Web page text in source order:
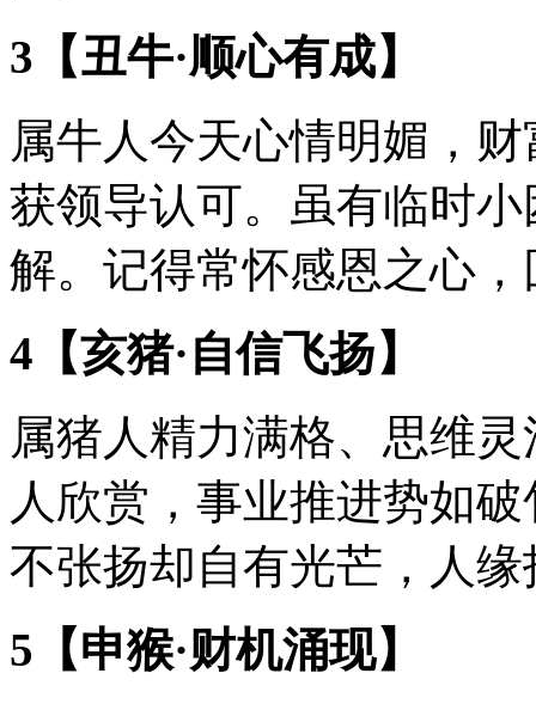
3【丑牛·顺心有成】
属牛人今天心情明媚，
获领导认可。虽有临时
解。记得常怀感恩之心
4【亥猪·自信飞扬】
属猪人精力满格、思维
人欣赏，事业推进势如
不张扬却自有光芒，人缘
5【申猴·财机涌现】